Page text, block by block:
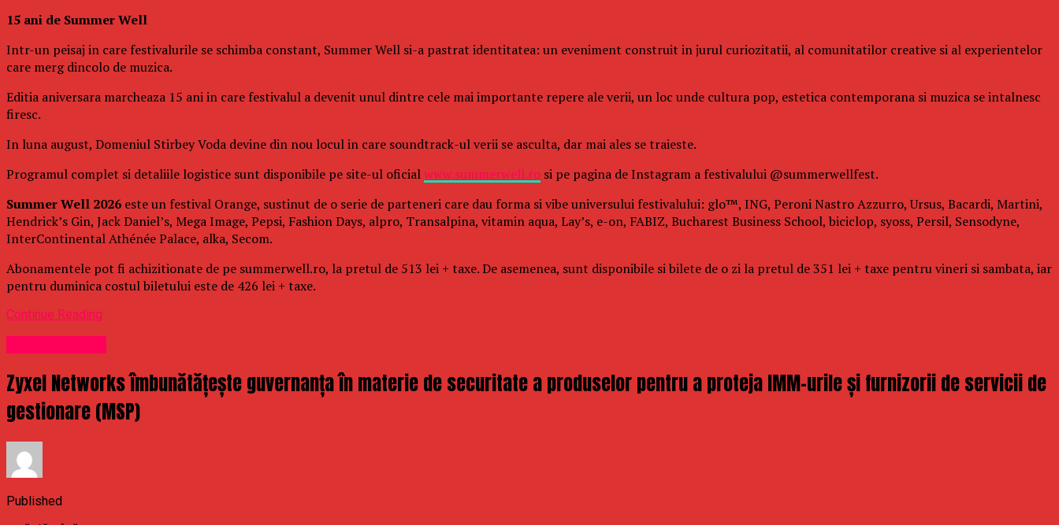
15 ani de Summer Well
Intr-un peisaj in care festivalurile se schimba constant, Summer Well si-a pastrat identitatea: un eveniment construit in jurul curiozitatii, al comunitatilor creative si al experientelor
care merg dincolo de muzica.
Editia aniversara marcheaza 15 ani in care festivalul a devenit unul dintre cele mai importante repere ale verii, un loc unde cultura pop, estetica contemporana si muzica se intalnesc
firesc.
In luna august, Domeniul Stirbey Voda devine din nou locul in care soundtrack-ul verii se asculta, dar mai ales se traieste.
Programul complet si detaliile logistice sunt disponibile pe site-ul oficialwww.summerwell.ro si pe pagina de Instagram a festivalului @summerwellfest.
Summer Well 2026 este un festival Orange, sustinut de o serie de parteneri care dau forma si vibe universului festivalului: glo™, ING, Peroni Nastro Azzurro, Ursus, Bacardi, Martini,
Hendrick’s Gin, Jack Daniel’s, Mega Image, Pepsi, Fashion Days, alpro, Transalpina, vitamin aqua, Lay’s, e-on, FABIZ, Bucharest Business School, biciclop, syoss, Persil, Sensodyne,
InterContinental Athénée Palace, alka, Secom.
Abonamentele pot fi achizitionate de pe summerwell.ro, la pretul de 513 lei + taxe. De asemenea, sunt disponibile si bilete de o zi la pretul de 351 lei + taxe pentru vineri si sambata, iar
pentru duminica costul biletului este de 426 lei + taxe.
Continue Reading
Zyxel Networks îmbunătățește guvernanța în materie de securitate a produselor pentru a proteja IMM-urile și furnizorii de servicii de
gestionare (MSP)
Published